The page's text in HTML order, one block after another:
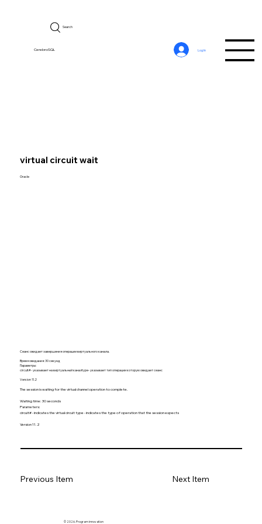
CerebroSQL
Search
Log In
virtual circuit wait
Oracle
Сеанс ожидает завершения операции виртуального канала.
Время ожидания: 30 секунд
Параметры:
circuit# - указывает на виртуальный каналtype- указывает тип операции которую ожидает сеанс
Version 11.2
The session is waiting for the virtual channel operation to complete.
Waiting time: 30 seconds
Parameters:
circuit# - indicates the virtual circuit type - indicates the type of operation that the session expects
Version 11.2
Previous Item Next Item
© 2026. Program innovation